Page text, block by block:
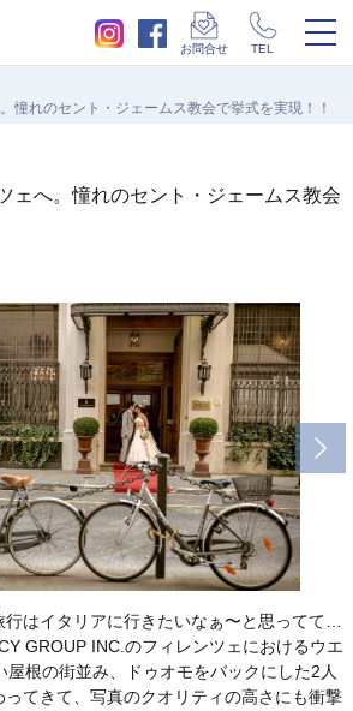
お問合せ TEL
憧れのセント・ジェームス教会で挙式を実現！！
ェへ。憧れのセント・ジェームス教会
はイタリアに行きたいなぁ〜と思ってて…
GROUP INC.のフィレンツェにおけるウエ
根の街並み、ドゥオモをバックにした2人
てきて、写真のクオリティの高さにも衝撃